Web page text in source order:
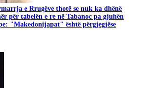
e Rrugëve thotë se nuk ka dhënë
për tabelën e re në Tabanoc pa gjuhën
"Makedonijapat" është përgjegjëse